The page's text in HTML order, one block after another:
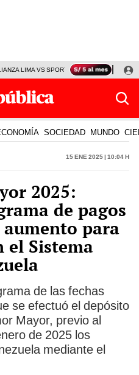
LIMA VS SPORT BOYS JORGE
SOCIEDAD MUNDO
15 Ene 2025 | 10:04 h
2025:
de pagos
para
el Sistema
de las fechas
se efectuó el depósito
Mayor, previo al
de 2025 los
mediante el